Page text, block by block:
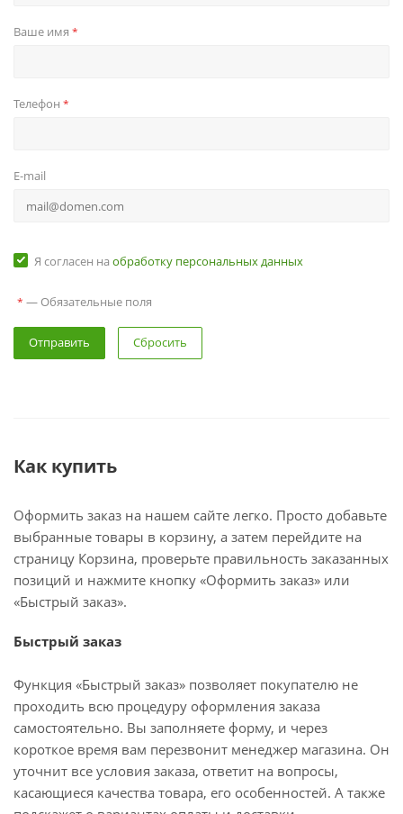
Ваше имя *
Телефон *
E-mail
Я согласен на обработку персональных данных
* — Обязательные поля
Сбросить
Как купить
Оформить заказ на нашем сайте легко. Просто добавьте
выбранные товары в корзину, а затем перейдите на
страницу Корзина, проверьте правильность заказанных
позиций и нажмите кнопку «Оформить заказ» или
«Быстрый заказ».
Быстрый заказ
Функция «Быстрый заказ» позволяет покупателю не
проходить всю процедуру оформления заказа
самостоятельно. Вы заполняете форму, и через
короткое время вам перезвонит менеджер магазина. Он
уточнит все условия заказа, ответит на вопросы,
касающиеся качества товара, его особенностей. А также